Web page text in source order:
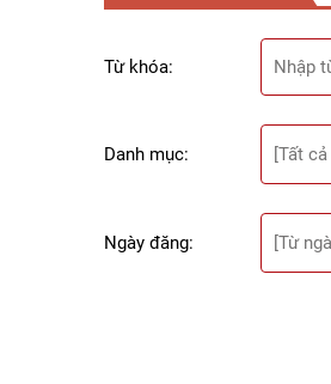
Từ khóa:
Danh mục:
Ngày đăng: